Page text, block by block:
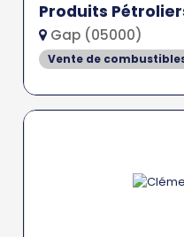
Produits
Gap (05000)
Vente de